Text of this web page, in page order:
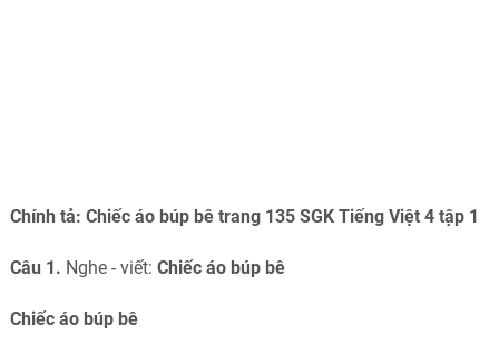
Chính tả: Chiếc áo búp bê trang 135 SGK Tiếng Việt 4 tập 1
Câu 1. Nghe - viết: Chiếc áo búp bê
Chiếc áo búp bê